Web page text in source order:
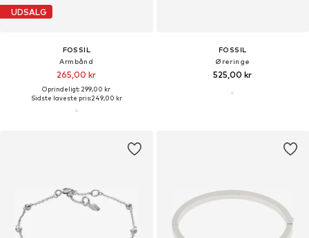
UDSALG
FOSSIL
Armbånd
265,00 kr
Oprindeligt: 299,00 kr
Sidste laveste pris:249,00 kr
FOSSIL
Øreringe
525,00 kr